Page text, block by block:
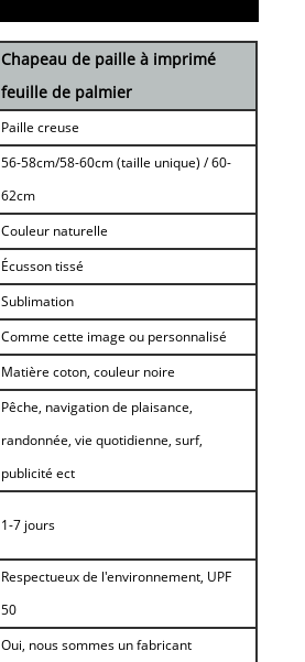
Chapeau de paille à imprimé
feuille de palmier
Paille creuse
56-58cm/58-60cm (taille unique) / 60-
62cm
Couleur naturelle
Écusson tissé
Sublimation
Comme cette image ou personnalisé
Matière coton, couleur noire
Pêche, navigation de plaisance,
randonnée, vie quotidienne, surf,
publicité ect
1-7 jours
Respectueux de l'environnement, UPF
50
Oui, nous sommes un fabricant